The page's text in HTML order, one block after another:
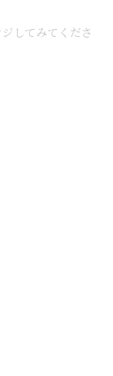
してみてくださ